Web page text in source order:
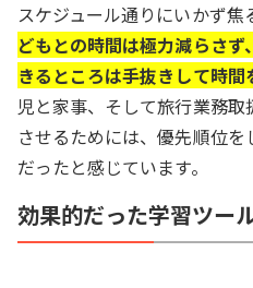
スケジュール通りにいかず
どもとの時間は極力減らさ
きるところは手抜きして時間
児と家事、そして旅行業務
させるためには、優先順位
だったと感じています。
効果的だった学習ツー